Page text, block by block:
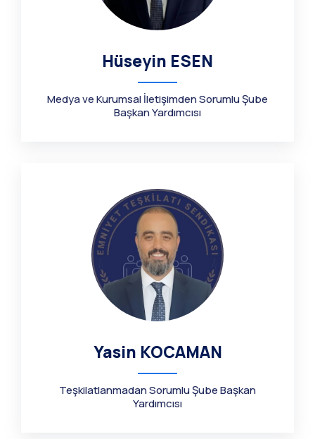
Hüseyin ESEN
Medya ve Kurumsal İletişimden Sorumlu Şube
Başkan Yardımcısı
Yasin KOCAMAN
Teşkilatlanmadan Sorumlu Şube Başkan
Yardımcısı